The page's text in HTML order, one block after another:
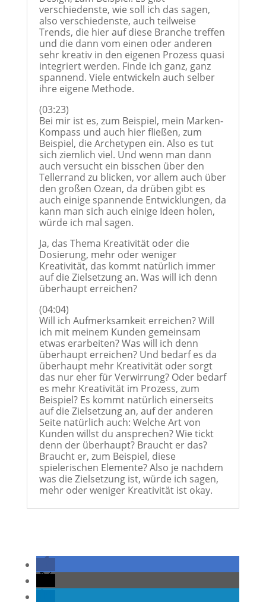
verschiedenste, wie soll ich das sagen,
also verschiedenste, auch teilweise
Trends, die hier auf diese Branche treffen
und die dann vom einen oder anderen
sehr kreativ in den eigenen Prozess quasi
integriert werden. Finde ich ganz, ganz
spannend. Viele entwickeln auch selber
ihre eigene Methode.
(03:23)
Bei mir ist es, zum Beispiel, mein Marken-
Kompass und auch hier fließen, zum
Beispiel, die Archetypen ein. Also es tut
sich ziemlich viel. Und wenn man dann
auch versucht ein bisschen über den
Tellerrand zu blicken, vor allem auch über
den großen Ozean, da drüben gibt es
auch einige spannende Entwicklungen, da
kann man sich auch einige Ideen holen,
würde ich mal sagen.
Ja, das Thema Kreativität oder die
Dosierung, mehr oder weniger
Kreativität, das kommt natürlich immer
auf die Zielsetzung an. Was will ich denn
überhaupt erreichen?
(04:04)
Will ich Aufmerksamkeit erreichen? Will
ich mit meinem Kunden gemeinsam
etwas erarbeiten? Was will ich denn
überhaupt erreichen? Und bedarf es da
überhaupt mehr Kreativität oder sorgt
das nur eher für Verwirrung? Oder bedarf
es mehr Kreativität im Prozess, zum
Beispiel? Es kommt natürlich einerseits
auf die Zielsetzung an, auf der anderen
Seite natürlich auch: Welche Art von
Kunden willst du ansprechen? Wie tickt
denn der überhaupt? Braucht er das?
Braucht er, zum Beispiel, diese
spielerischen Elemente? Also je nachdem
was die Zielsetzung ist, würde ich sagen,
mehr oder weniger Kreativität ist okay.